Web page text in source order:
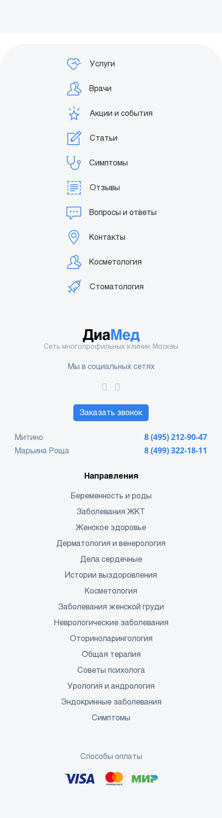
Услуги
Врачи
Акции и события
Статьи
Симптомы
Отзывы
Вопросы и ответы
Контакты
Косметология
Стоматология
Сеть многопрофильных клиник Москвы
Мы в социальных сетях
Заказать звонок
8 (495) 212-90-47
Митино
8 (499) 322-18-11
Марьина Роща
Направления
Беременность и роды
Заболевания ЖКТ
Женское здоровье
Дерматология и венерология
Дела сердечные
Истории выздоровления
Косметология
Заболевания женской груди
Неврологические заболевания
Оториноларингология
Общая терапия
Советы психолога
Урология и андрология
Эндокринные заболевания
Симптомы
Способы оплаты